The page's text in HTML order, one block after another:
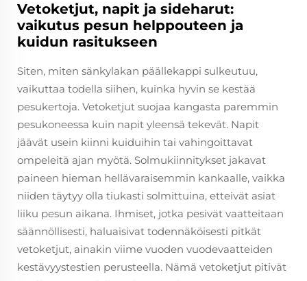
Vetoketjut, napit ja sideharut:
vaikutus pesun helppouteen ja
kuidun rasitukseen
Siten, miten sänkylakan päällekappi sulkeutuu,
vaikuttaa todella siihen, kuinka hyvin se kestää
pesukertoja. Vetoketjut suojaa kangasta paremmin
pesukoneessa kuin napit yleensä tekevät. Napit
jäävät usein kiinni kuiduihin tai vahingoittavat
ompeleitä ajan myötä. Solmukiinnitykset jakavat
paineen hieman hellävaraisemmin kankaalle, vaikka
niiden täytyy olla tiukasti solmittuina, etteivät asiat
liiku pesun aikana. Ihmiset, jotka pesivät vaatteitaan
säännöllisesti, haluaisivat todennäköisesti pitkät
vetoketjut, ainakin viime vuoden vuodevaatteiden
kestävyystestien perusteella. Nämä vetoketjut pitivät